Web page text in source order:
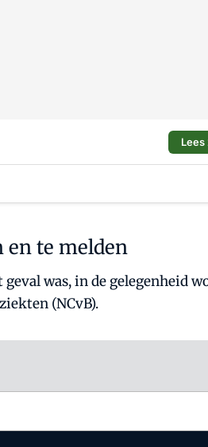
Lees
te melden
was, in de gelegenheid
(NCvB).